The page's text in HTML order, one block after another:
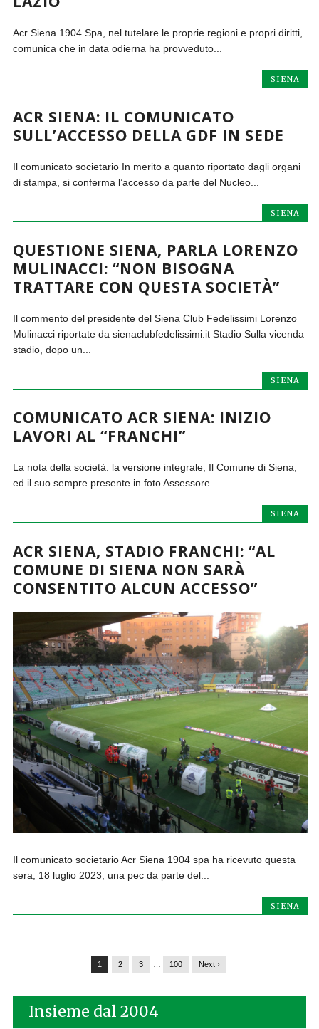
Acr Siena 1904 Spa, nel tutelare le proprie regioni e propri diritti,
comunica che in data odierna ha provveduto...
SIENA
ACR SIENA: IL COMUNICATO
SULL’ACCESSO DELLA GDF IN SEDE
Il comunicato societario In merito a quanto riportato dagli organi
di stampa, si conferma l’accesso da parte del Nucleo...
SIENA
QUESTIONE SIENA, PARLA LORENZO
MULINACCI: “NON BISOGNA
TRATTARE CON QUESTA SOCIETÀ”
Il commento del presidente del Siena Club Fedelissimi Lorenzo
Mulinacci riportate da sienaclubfedelissimi.it Stadio Sulla vicenda
stadio, dopo un...
SIENA
COMUNICATO ACR SIENA: INIZIO
LAVORI AL “FRANCHI”
La nota della società: la versione integrale, Il Comune di Siena,
ed il suo sempre presente in foto Assessore...
SIENA
ACR SIENA, STADIO FRANCHI: “AL
COMUNE DI SIENA NON SARÀ
CONSENTITO ALCUN ACCESSO”
Il comunicato societario Acr Siena 1904 spa ha ricevuto questa
sera, 18 luglio 2023, una pec da parte del...
SIENA
1 2 3 100 Next ›
Insieme dal 2004